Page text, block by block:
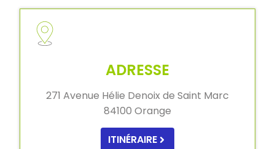
ADRESSE
271 Avenue Hélie Denoix de Saint Marc
84100 Orange
ITINÉRAIRE